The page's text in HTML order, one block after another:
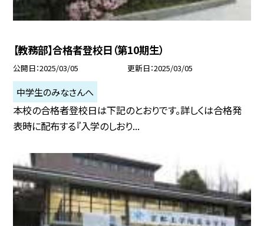
【教務部】合格者登校日（第10期生）
公開日 2025/03/05 更新日 2025/03/05
中学生のみなさんへ
本校の合格者登校日は下記のとおりです。詳しくは合格発
表時に配布する『入学のしおり...